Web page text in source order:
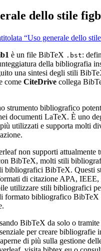
dello stile
“Uso generale dello
è un file BibTeX .bst:
della bibliografia
una sintesi degli stili
come CiteDrive collega
strumento bibliografico
documenti LaTeX. È uno
utilizzati e supporta molti
non supporti
BibTeX, molti stili
bibliografici BibTeX. Questi
di citazione APA, IEEE,
utilizzare stili bibliografici
formato bibliografico BibTeX
BibTeX da solo o
per creare bibliografie
di più sulla gestione